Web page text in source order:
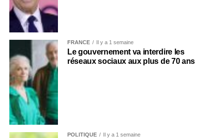
FRANCE Il y a 1 semaine
Le gouvernement va interdire les
réseaux sociaux aux plus de 70 ans
POLITIQUE Il y a 1 semaine